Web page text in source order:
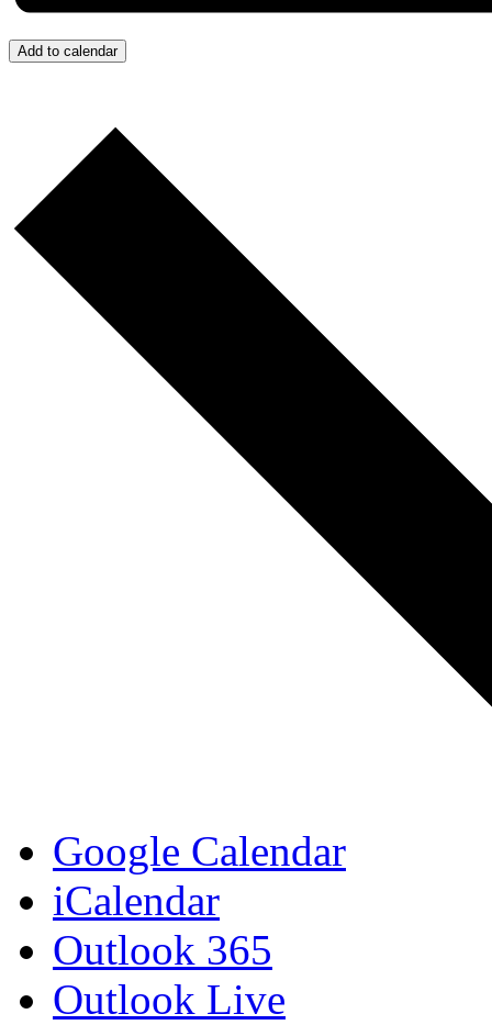
Add to calendar
Google Calendar
iCalendar
Outlook 365
Outlook Live